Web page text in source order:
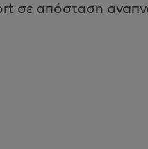
σε απόσταση